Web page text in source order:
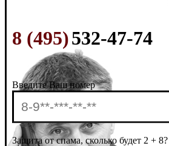
8 (495)532-47-74
Введите Ваш номер
Защита от спама, сколько будет 2 + 8?